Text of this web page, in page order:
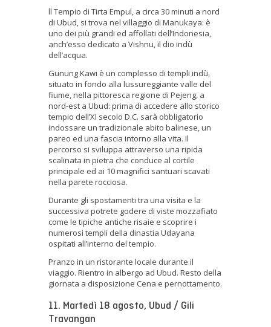
ll Tempio di Tirta Empul, a circa 30 minuti a nord
di Ubud, si trova nel villaggio di Manukaya: è
uno dei più grandi ed affollati dell’Indonesia,
anch’esso dedicato a Vishnu, il dio indù
dell’acqua.
Gunung Kawi è un complesso di templi indù,
situato in fondo alla lussureggiante valle del
fiume, nella pittoresca regione di Pejeng, a
nord-est a Ubud: prima di accedere allo storico
tempio dell’XI secolo D.C. sarà obbligatorio
indossare un tradizionale abito balinese, un
pareo ed una fascia intorno alla vita. Il
percorso si sviluppa attraverso una ripida
scalinata in pietra che conduce al cortile
principale ed ai 10 magnifici santuari scavati
nella parete rocciosa.
Durante gli spostamenti tra una visita e la
successiva potrete godere di viste mozzafiato
come le tipiche antiche risaie e scoprire i
numerosi templi della dinastia Udayana
ospitati all’interno del tempio.
Pranzo in un ristorante locale durante il
viaggio. Rientro in albergo ad Ubud. Resto della
giornata a disposizione Cena e pernottamento.
11. Martedì 18 agosto, Ubud / Gili
Travangan